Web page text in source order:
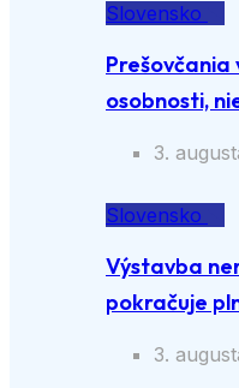
Slovensko
Prešovčania
osobnosti,
3. augusta
Slovensko
Výstavba
pokračuje
3. augusta